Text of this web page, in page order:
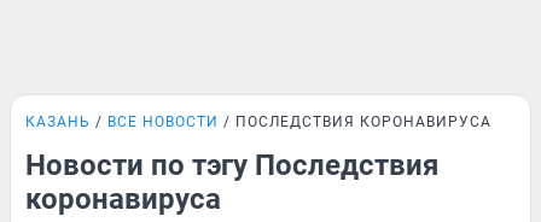
КАЗАНЬ ВСЕ НОВОСТИ ПОСЛЕДСТВИЯ КОРОНАВИРУСА
Новости по тэгу Последствия
коронавируса